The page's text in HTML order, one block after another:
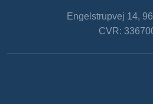
Engelstrupvej 14,
CVR: